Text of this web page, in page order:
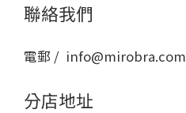
聯絡我們
電郵 / info@mirobra.com
分店地址